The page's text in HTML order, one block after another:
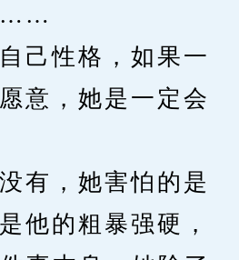
……
性格，如果一
意，她是一定会
，她害怕的是
他的粗暴强硬，